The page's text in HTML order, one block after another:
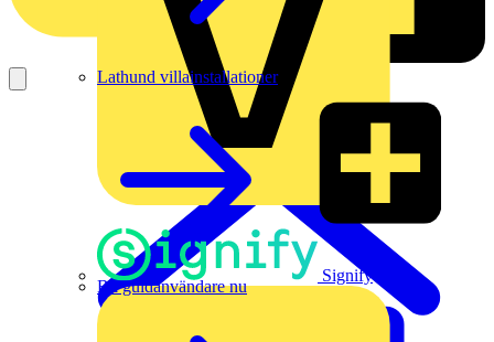
Signify
Lathund villainstallationer
Bli guldanvändare nu